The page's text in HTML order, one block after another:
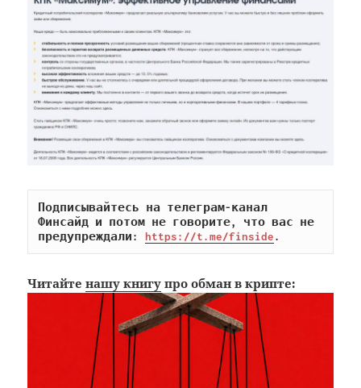
Подписывайтесь на телеграм-канал
Финсайд и потом не говорите, что вас не
предупреждали: https://t.me/finside.
Читайтенашу книгу про обман в крипте: